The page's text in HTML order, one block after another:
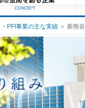
PFI事業の主な実績 ＞ 新熊